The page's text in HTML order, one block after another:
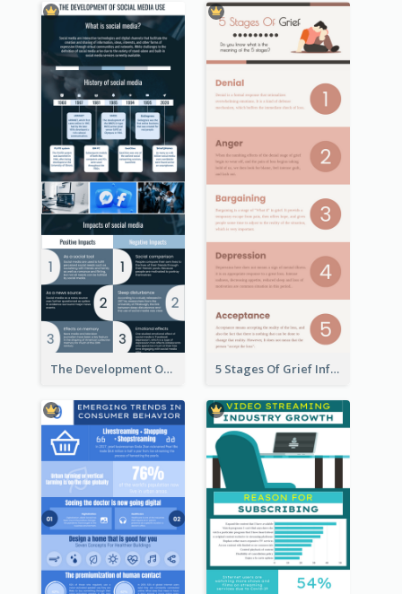
The Development Of Social Media Use Infographic 5 Stages Of Grief Infographic (With Explanation))